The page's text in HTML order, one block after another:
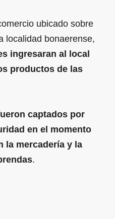
ubicado sobre
localidad bonaerense,
ingresaran al local
productos de las
captados por
en el momento
la mercadería y la
.